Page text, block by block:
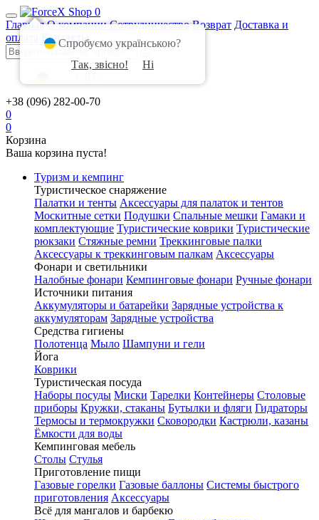
0
Главная О компании Сотрудничество Возврат Доставка и
оплата
Контакты
+38 (096) 282-00-70
0
0
Корзина
Ваша корзина пуста!
Туризм и кемпинг
Туристическое снаряжение
Палатки и тенты Аксессуары для палаток и тентов
Москитные сетки Подушки Спальные мешки Гамаки и
комплектующие Туристические коврики Туристические
рюкзаки Стяжные ремни Треккинговые палки
Аксессуары к треккинговым палкам Аксессуары
Фонари и светильники
Налобные фонари Кемпинговые фонари Ручные фонари
Источники питания
Аккумуляторы и батарейки Зарядные устройства к
аккумуляторам Зарядные устройства
Средства гигиены
Полотенца Мыло Шампуни и гели
Йога
Коврики
Туристическая посуда
Наборы посуды Миски Тарелки Контейнеры Столовые
приборы Кружки, стаканы Бутылки и фляги Гидраторы
Термосы и термокружки Сковородки Кастрюли, казаны
Ёмкости для воды
Кемпинговая мебель
Столы Стулья
Приготовление пищи
Газовые горелки Газовые баллоны Системы быстрого
приготовления Аксессуары
Всё для мангалов и барбекю
Спробуємо українською?
Так, звісно!
Ні